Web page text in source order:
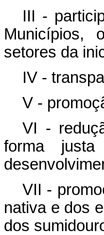
III -
Municípios,
setores da
IV -
V -
VI -
forma
VII -
nativa e dos
dos